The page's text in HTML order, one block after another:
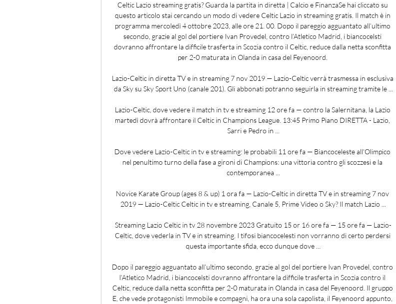
Celtic Lazio streaming gratis? Guarda la partita in diretta | Calcio e FinanzaSe hai cliccato su
questo articolo stai cercando un modo di vedere Celtic Lazio in streaming gratis. Il match è in
programma mercoledì 4 ottobre 2023, alle ore 21. 00. Dopo il pareggio agguantato all’ultimo
secondo, grazie al gol del portiere Ivan Provedel, contro l’Atletico Madrid, i biancocelsti
dovranno affrontare la difficile trasferta in Scozia contro il Celtic, reduce dalla netta sconfitta
per 2-0 maturata in Olanda in casa del Feyenoord.
Lazio-Celtic in diretta TV e in streaming 7 nov 2019 — Lazio-Celtic verrà trasmessa in esclusiva
da Sky su Sky Sport Uno (canale 201). Gli abbonati potranno seguirla in streaming tramite le ...
Lazio-Celtic, dove vedere il match in tv e streaming 12 ore fa — contro la Salernitana, la Lazio
martedì dovrà affrontare il Celtic in Champions League. 13:45 Primo Piano DIRETTA - Lazio,
Sarri e Pedro in ...
Dove vedere Lazio-Celtic in tv e streaming: le probabili 11 ore fa — Biancoceleste all'Olimpico
nel penultimo turno della fase a gironi di Champions: una vittoria contro gli scozzesi e la
contemporanea ...
Novice Karate Group (ages 8 & up) 1 ora fa — Lazio-Celtic in diretta TV e in streaming 7 nov
2019 — Lazio-Celtic Celtic in tv e streaming, Canale 5, Prime Video o Sky? Il match Lazio ...
Streaming Lazio Celtic in tv 28 novembre 2023 Gratuito 15 or 16 ore fa — 15 ore fa — Lazio-
Celtic, dove vederla in TV e in streaming. I tifosi biancocelesti non vorranno di certo perdersi
questa importante sfida, ecco dunque dove ...
Dopo il pareggio agguantato all’ultimo secondo, grazie al gol del portiere Ivan Provedel, contro
l’Atletico Madrid, i biancocelsti dovranno affrontare la difficile trasferta in Scozia contro il
Celtic, reduce dalla netta sconfitta per 2-0 maturata in Olanda in casa del Feyenoord. Il gruppo
E, che vede protagonisti Immobile e compagni, ha ora una sola capolista, il Feyenoord appunto,